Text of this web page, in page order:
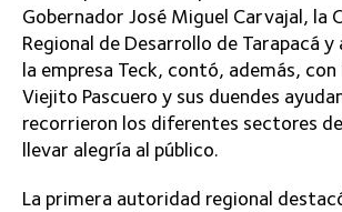
Gobernador José Miguel Carvajal, la
Regional de Desarrollo de Tarapacá y
la empresa Teck, contó, además, con
Viejito Pascuero y sus duendes
recorrieron los diferentes sectores
llevar alegría al público.
La primera autoridad regional